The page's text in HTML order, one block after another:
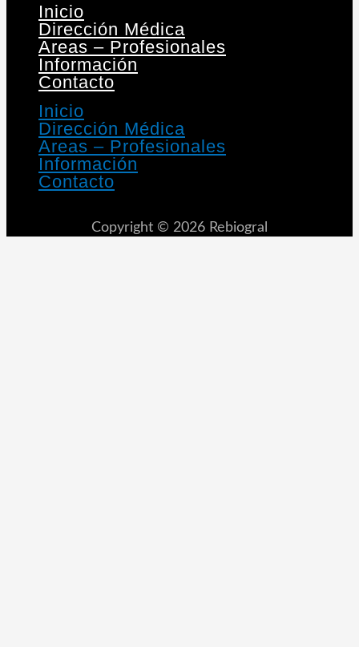
Inicio
Dirección Médica
Areas – Profesionales
Información
Contacto
Inicio
Dirección Médica
Areas – Profesionales
Información
Contacto
Copyright © 2026 Rebiogral